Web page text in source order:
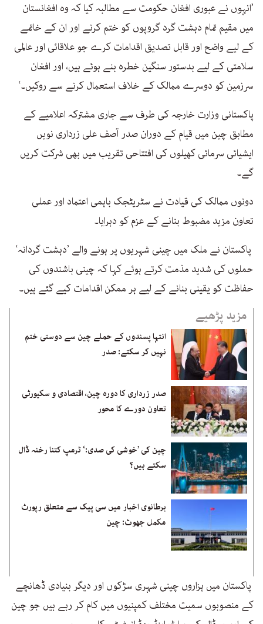
’انہوں نے عبوری افغان حکومت سے مطالبہ کیا کہ وہ افغانستان
میں مقیم تمام دہشت گرد گروپوں کو ختم کرنے اور ان کے خاتمے
کے لیے واضح اور قابل تصدیق اقدامات کرے جو علاقائی اور عالمی
سلامتی کے لیے بدستور سنگین خطرہ بنے ہوئے ہیں، اور افغان
سرزمین کو دوسرے ممالک کے خلاف استعمال کرنے سے روکیں۔‘
پاکستانی وزارت خارجہ کی طرف سے جاری مشترکہ اعلامیے کے
مطابق چین میں قیام کے دوران صدر آصف علی زرداری نویں
ایشیائی سرمائی کھیلوں کی افتتاحی تقریب میں بھی شرکت کریں
گے۔
دونوں ممالک کی قیادت نے سٹریٹجک باہمی اعتماد اور عملی
تعاون مزید مضبوط بنانے کے عزم کو دہرایا۔
پاکستان نے ملک میں چینی شہریوں پر ہونے والے ’دہشت گردانہ‘
حملوں کی شدید مذمت کرتے ہوئے کہا کہ چینی باشندوں کی
حفاظت کو یقینی بنانے کے لیے ہر ممکن اقدامات کیے گئے ہیں۔
مزید پڑھیے
انتہا پسندوں کے حملے چین سے دوستی ختم
نہیں کر سکتے: صدر
صدر زرداری کا دورہ چین، اقتصادی و سکیورٹی
تعاون دورے کا محور
چین کی ’خوشی کی صدی:‘ ٹرمپ کتنا رخنہ ڈال
سکتے ہیں؟
برطانوی اخبار میں سی پیک سے متعلق رپورٹ
مکمل جھوٹ: چین
پاکستان میں ہزاروں چینی شہری سڑکوں اور دیگر بنیادی ڈھانچے
کے منصوبوں سمیت مختلف کمپنیوں میں کام کر رہے ہیں جو چین